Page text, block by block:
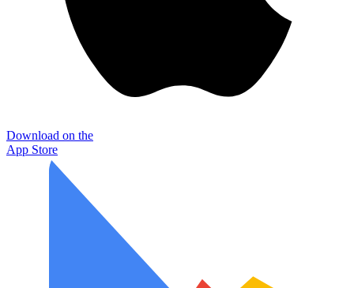
Download on the
App Store